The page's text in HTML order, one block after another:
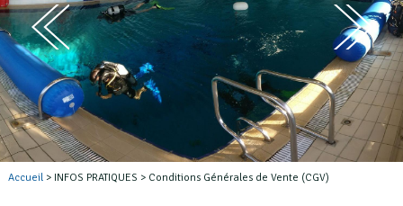
Accueil> INFOS PRATIQUES > Conditions Générales de Vente (CGV)